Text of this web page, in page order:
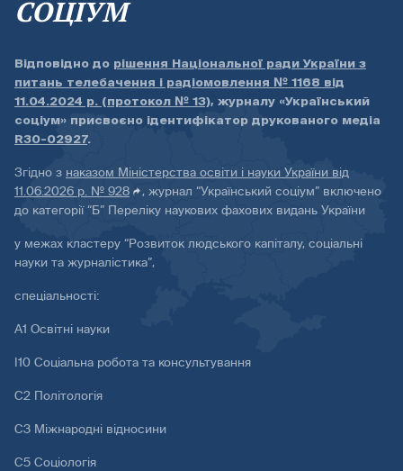
СОЦІУМ
Відповідно до рішення Національної ради України з
питань телебачення і радіомовлення № 1168 від
11.04.2024 р. (протокол № 13), журналу «Український
соціум» присвоєно ідентифікатор друкованого медіа
R30-02927.
Згідно з наказом Міністерства освіти і науки України від
11.06.2026 р. № 928
, журнал “Український соціум” включено
до категорії “Б” Переліку наукових фахових видань України
у межах кластеру “Розвиток людського капіталу, соціальні
науки та журналістика”,
спеціальності:
А1 Освітні науки
І10 Соціальна робота та консультування
С2 Політологія
С3 Міжнародні відносини
С5 Соціологія